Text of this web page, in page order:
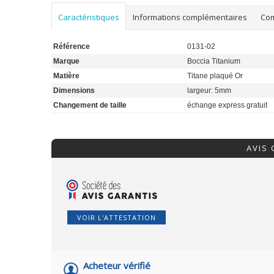
Caractéristiques Informations complémentaires
Référence
0131-02
Marque
Boccia Titanium
Matière
Titane plaqué Or
Dimensions
largeur: 5mm
Changement de taille
échange express gratuit
AVIS
VOIR L'ATTESTATION
Acheteur vérifié